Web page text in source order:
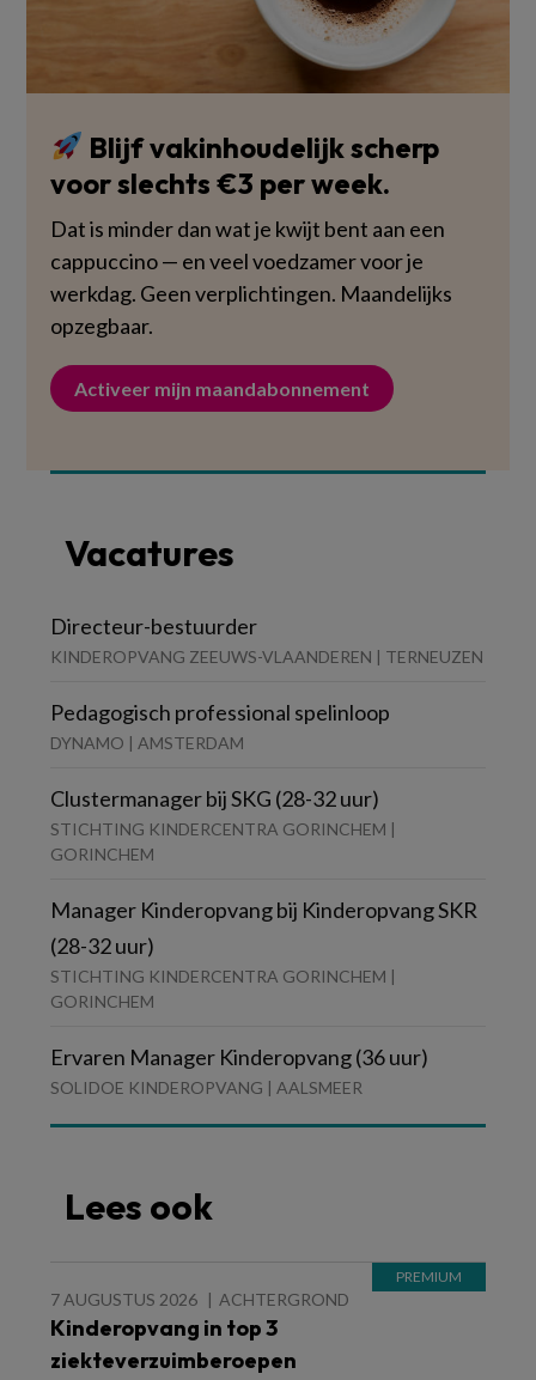
Blijf vakinhoudelijk scherp
voor slechts €3 per week.
Dat is minder dan wat je kwijt bent aan een
cappuccino — en veel voedzamer voor je
werkdag. Geen verplichtingen. Maandelijks
opzegbaar.
Activeer mijn maandabonnement
Vacatures
Directeur-bestuurder
KINDEROPVANG ZEEUWS-VLAANDEREN | TERNEUZEN
Pedagogisch professional spelinloop
DYNAMO | AMSTERDAM
Clustermanager bij SKG (28-32 uur)
STICHTING KINDERCENTRA GORINCHEM |
GORINCHEM
Manager Kinderopvang bij Kinderopvang SKR
(28-32 uur)
STICHTING KINDERCENTRA GORINCHEM |
GORINCHEM
Ervaren Manager Kinderopvang (36 uur)
SOLIDOE KINDEROPVANG | AALSMEER
Lees ook
7 AUGUSTUS 2026 ACHTERGROND
Kinderopvang in top 3
ziekteverzuimberoepen